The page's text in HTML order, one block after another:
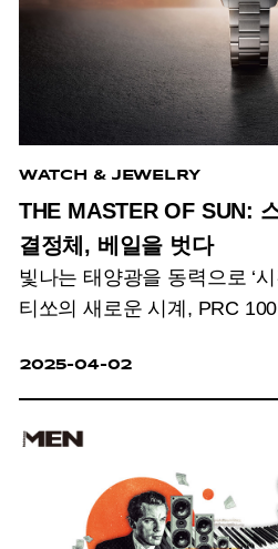
WATCH & JEWELRY
THE MASTER OF SUN:
결정체, 베일을 벗다
빛나는 태양광을 동력으로 ‘
티쏘의 새로운 시계, PRC
워치는 티쏘의 멈추지 않는
상징하는 결과물이다.
2025-04-02